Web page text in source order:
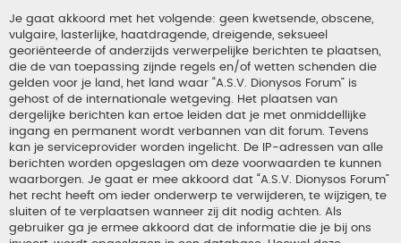
Je gaat akkoord met het volgende: geen kwetsende, obscene,
vulgaire, lasterlijke, haatdragende, dreigende, seksueel
georiënteerde of anderzijds verwerpelijke berichten te plaatsen,
die de van toepassing zijnde regels en/of wetten schenden die
gelden voor je land, het land waar “A.S.V. Dionysos Forum” is
gehost of de internationale wetgeving. Het plaatsen van
dergelijke berichten kan ertoe leiden dat je met onmiddellijke
ingang en permanent wordt verbannen van dit forum. Tevens
kan je serviceprovider worden ingelicht. De IP-adressen van alle
berichten worden opgeslagen om deze voorwaarden te kunnen
waarborgen. Je gaat er mee akkoord dat “A.S.V. Dionysos Forum”
het recht heeft om ieder onderwerp te verwijderen, te wijzigen, te
sluiten of te verplaatsen wanneer zij dit nodig achten. Als
gebruiker ga je ermee akkoord dat de informatie die je bij ons